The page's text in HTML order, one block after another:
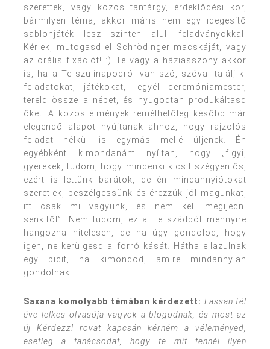
szerettek, vagy közös tantárgy, érdeklődési kör,
bármilyen téma, akkor máris nem egy idegesítő
sablonjáték lesz szinten aluli feladványokkal.
Kérlek, mutogasd el Schrödinger macskáját, vagy
az orális fixációt! :) Te vagy a háziasszony akkor
is, ha a Te szülinapodról van szó, szóval találj ki
feladatokat, játékokat, legyél ceremóniamester,
tereld össze a népet, és nyugodtan produkáltasd
őket. A közös élmények remélhetőleg később már
elegendő alapot nyújtanak ahhoz, hogy rajzolós
feladat nélkül is egymás mellé üljenek. Én
egyébként kimondanám nyíltan, hogy „figyi,
gyerekek, tudom, hogy mindenki kicsit szégyenlős,
ezért is lettünk barátok, de én mindannyiótokat
szeretlek, beszélgessünk és érezzük jól magunkat,
itt csak mi vagyunk, és nem kell megijedni
senkitől”. Nem tudom, ez a Te szádból mennyire
hangozna hitelesen, de ha úgy gondolod, hogy
igen, ne kerülgesd a forró kását. Hátha ellazulnak
egy picit, ha kimondod, amire mindannyian
gondolnak.
Saxana komolyabb témában kérdezett: Lassan fél
éve lelkes olvasója vagyok a blogodnak, és most az
új Kérdezz! rovat kapcsán kérném a véleményed,
esetleg a tanácsodat, hogy te mit tennél ilyen